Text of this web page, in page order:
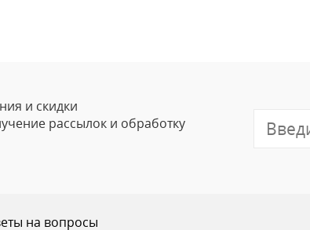
и скидки
рассылок и обработку
на вопросы